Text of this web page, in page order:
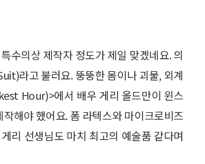
수의상 제작자 정도가 제일 맞겠네요. 의
라고 불러요. 뚱뚱한 몸이나 괴물, 외계
Hour)>에서 배우 게리 올드만이 윈스
해야 했어요. 폼 라텍스와 마이크로비즈
리 선생님도 마치 최고의 예술품 같다며